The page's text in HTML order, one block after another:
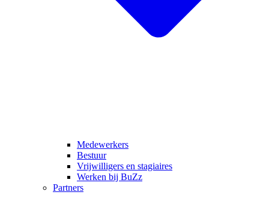
Medewerkers
Bestuur
Vrijwilligers en stagiaires
Werken bij BuZz
Partners